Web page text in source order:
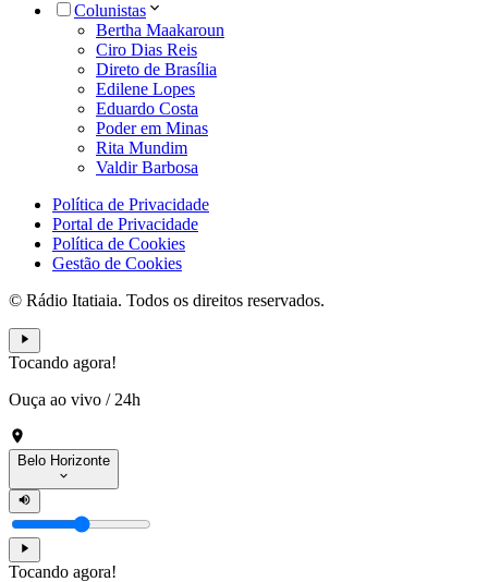
Colunistas
Bertha Maakaroun
Ciro Dias Reis
Direto de Brasília
Edilene Lopes
Eduardo Costa
Poder em Minas
Rita Mundim
Valdir Barbosa
Política de Privacidade
Portal de Privacidade
Política de Cookies
Gestão de Cookies
© Rádio Itatiaia. Todos os direitos reservados.
Tocando agora!
Ouça ao vivo / 24h
Belo Horizonte
Tocando agora!